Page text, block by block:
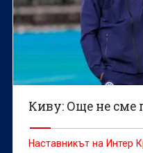
Киву: Още не сме
Наставникът на Интер